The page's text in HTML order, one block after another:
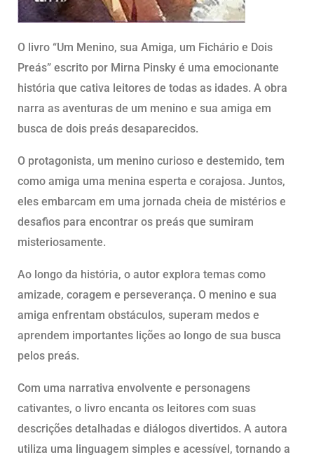
O livro “Um Menino, sua Amiga, um Fichário e Dois
Preás” escrito por Mirna Pinsky é uma emocionante
história que cativa leitores de todas as idades. A obra
narra as aventuras de um menino e sua amiga em
busca de dois preás desaparecidos.
O protagonista, um menino curioso e destemido, tem
como amiga uma menina esperta e corajosa. Juntos,
eles embarcam em uma jornada cheia de mistérios e
desafios para encontrar os preás que sumiram
misteriosamente.
Ao longo da história, o autor explora temas como
amizade, coragem e perseverança. O menino e sua
amiga enfrentam obstáculos, superam medos e
aprendem importantes lições ao longo de sua busca
pelos preás.
Com uma narrativa envolvente e personagens
cativantes, o livro encanta os leitores com suas
descrições detalhadas e diálogos divertidos. A autora
utiliza uma linguagem simples e acessível, tornando a